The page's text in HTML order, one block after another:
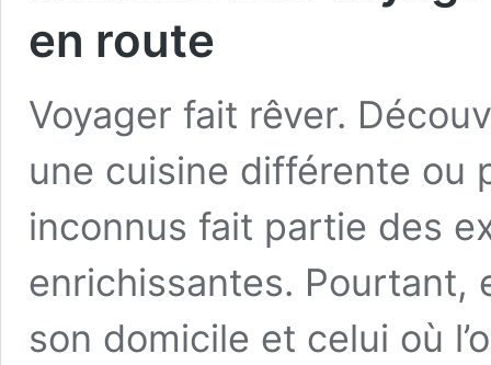
en route
Voyager fait rêver.
une cuisine différente ou
inconnus fait partie des
enrichissantes. Pourtant,
son domicile et celui où